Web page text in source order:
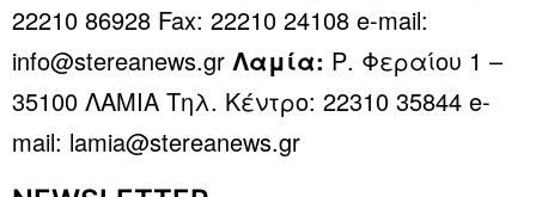
22210 86928 Fax: 22210 24108 e-mail:
info@stereanews.gr Λαμία: Ρ. Φεραίου 1 –
35100 ΛΑΜΙΑ Τηλ. Κέντρο: 22310 35844 e-
mail: lamia@stereanews.gr